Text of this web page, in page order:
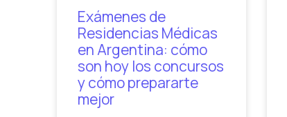
Exámenes de
Residencias Médicas
en Argentina: cómo
son hoy los concursos
y cómo prepararte
mejor